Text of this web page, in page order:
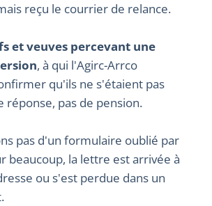
reçu le courrier de relance.
et veuves percevant une
, à qui l'Agirc-Arrco
qu'ils ne s'étaient pas
réponse, pas de pension.
pas d'un formulaire oublié par
beaucoup, la lettre est arrivée à
ou s'est perdue dans un